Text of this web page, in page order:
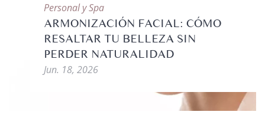
Personal y Spa
ARMONIZACIÓN FACIAL: CÓMO
RESALTAR TU BELLEZA SIN
PERDER NATURALIDAD
Jun. 18, 2026